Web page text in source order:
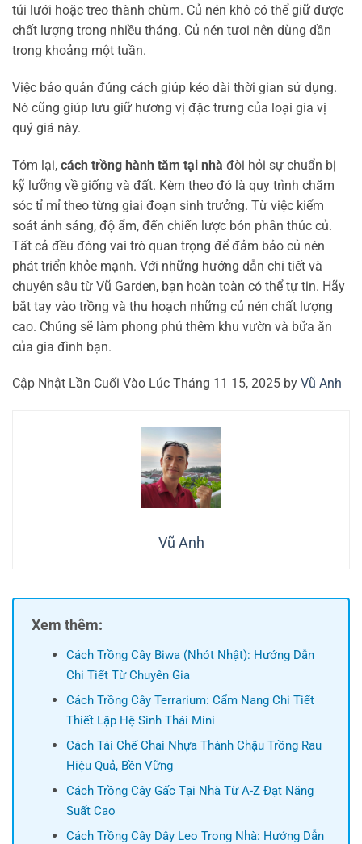
túi lưới hoặc treo thành chùm. Củ nén khô có thể giữ được
chất lượng trong nhiều tháng. Củ nén tươi nên dùng dần
trong khoảng một tuần.
Việc bảo quản đúng cách giúp kéo dài thời gian sử dụng.
Nó cũng giúp lưu giữ hương vị đặc trưng của loại gia vị
quý giá này.
Tóm lại, cách trồng hành tăm tại nhà đòi hỏi sự chuẩn bị
kỹ lưỡng về giống và đất. Kèm theo đó là quy trình chăm
sóc tỉ mỉ theo từng giai đoạn sinh trưởng. Từ việc kiểm
soát ánh sáng, độ ẩm, đến chiến lược bón phân thúc củ.
Tất cả đều đóng vai trò quan trọng để đảm bảo củ nén
phát triển khỏe mạnh. Với những hướng dẫn chi tiết và
chuyên sâu từ Vũ Garden, bạn hoàn toàn có thể tự tin. Hãy
bắt tay vào trồng và thu hoạch những củ nén chất lượng
cao. Chúng sẽ làm phong phú thêm khu vườn và bữa ăn
của gia đình bạn.
Cập Nhật Lần Cuối Vào Lúc Tháng 11 15, 2025 by Vũ Anh
Vũ Anh
Xem thêm:
Cách Trồng Cây Biwa (Nhót Nhật): Hướng Dẫn
Chi Tiết Từ Chuyên Gia
Cách Trồng Cây Terrarium: Cẩm Nang Chi Tiết
Thiết Lập Hệ Sinh Thái Mini
Cách Tái Chế Chai Nhựa Thành Chậu Trồng Rau
Hiệu Quả, Bền Vững
Cách Trồng Cây Gấc Tại Nhà Từ A-Z Đạt Năng
Suất Cao
Cách Trồng Cây Dây Leo Trong Nhà: Hướng Dẫn